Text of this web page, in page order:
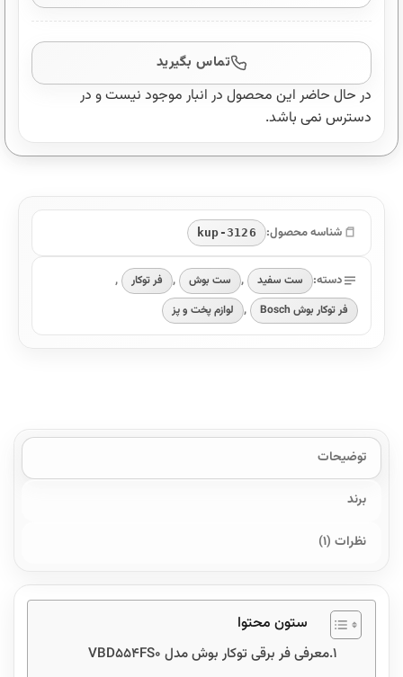
تماس بگیرید
در حال حاضر این محصول در انبار موجود نیست و در
دسترس نمی باشد.
شناسه محصول: kup-3126
دسته: ست سفید , ست بوش , فر توکار ,
فر توکار بوش Bosch , لوازم پخت و پز
توضیحات
برند
نظرات (1)
ستون محتوا
معرفی فر برقی توکار بوش مدل VBD554FS0